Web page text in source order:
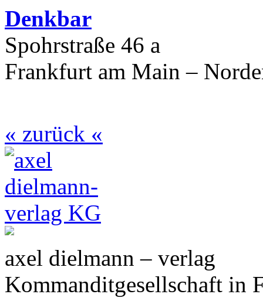
Denkbar
Spohrstraße 46 a
Frankfurt am Main –
« zurück «
axel dielmann – verlag
Kommanditgesellschaft in